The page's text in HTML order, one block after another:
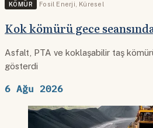
KÖMÜR Fosil Enerji, Küresel
Kok kömürü gece
Asfalt, PTA ve koklaşabilir taş
gösterdi
6 Ağu 2026